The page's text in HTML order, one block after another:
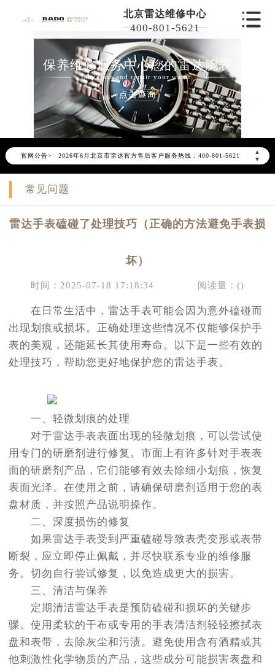
北京雷达维修中心
400-801-5621
保养维修服务中心您的雷达腕表
Maintain and repair your watch
点击查询
官网公告>
▲
▼
2026年6月雷达北京市售后服务网络优化升级公告
2026年6月北京市雷达官方售后客户服务热线：400-801-5621
2026年6月雷达售后服务中心最新网点地址：
北京市朝阳区建国门外大街甲6号华熙国际中心D座11层1102室雷达售后服务中心（需提前预约）
常见问题
雷达手表磕碰了处理技巧（正确的方法避免手表损
坏）
时间：2025-07-18 17:18:34 阅读量：()
在日常生活中，雷达手表可能会因为意外磕碰而
出现划痕或损坏。正确处理这些情况不仅能够保护手
表的美观，还能延长其使用寿命。以下是一些有效的
处理技巧，帮助您更好地保护您的雷达手表。
一、轻微划痕的处理
对于雷达手表表面出现的轻微划痕，可以尝试使
用专门的研磨剂进行修复。市面上有许多针对手表表
面的研磨剂产品，它们能够有效去除细小划痕，恢复
表面光泽。在使用之前，请确保研磨剂适用于您的表
盘材质，并按照产品说明操作。
二、深度损伤的修复
如果雷达手表受到严重磕碰导致表壳变形或表带
断裂，应立即停止佩戴，并尽快联系专业的维修服
务。切勿自行尝试修复，以免造成更大的损害。
三、清洁与保养
定期清洁雷达手表是预防磕碰和损坏的关键步
骤。使用柔软的干布或专用的手表清洁剂轻轻擦拭表
盘和表带，去除灰尘和污渍。避免使用含有酒精或其
他刺激性化学物质的产品，这些成分可能损害表盘和